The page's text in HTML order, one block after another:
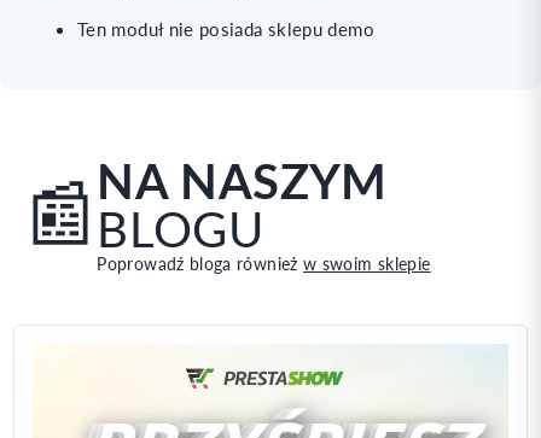
Ten moduł nie posiada sklepu demo
📰NA NASZYM
BLOGU
Poprowadź bloga równieżw swoim sklepie